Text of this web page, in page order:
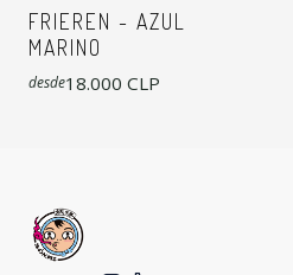
FRIEREN - AZUL
MARINO
desde18.000 CLP